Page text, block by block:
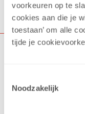
voorkeuren op te
cookies aan die je
toestaan’ om alle
tijde je
Noodzakelijk
Stalling31
Over Stalling31